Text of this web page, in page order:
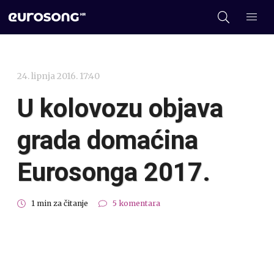
24. lipnja 2016. 17:40
U kolovozu objava
grada domaćina
Eurosonga 2017.
1 min za čitanje 5 komentara